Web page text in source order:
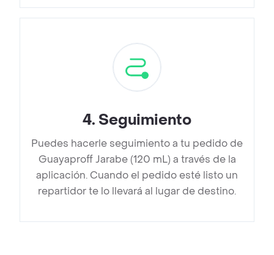
4. Seguimiento
Puedes hacerle seguimiento a tu pedido de
Guayaproff Jarabe (120 mL) a través de la
aplicación. Cuando el pedido esté listo un
repartidor te lo llevará al lugar de destino.